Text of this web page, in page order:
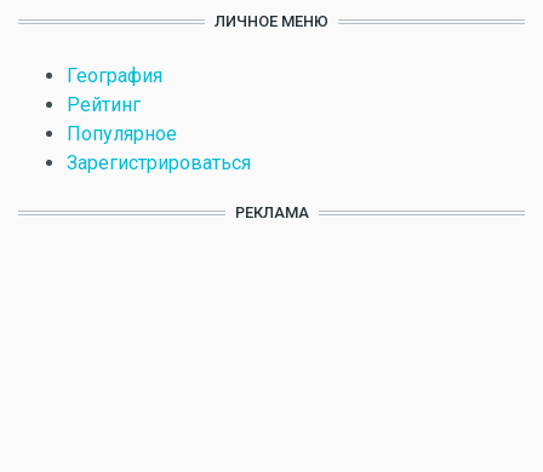
ЛИЧНОЕ МЕНЮ
География
Рейтинг
Популярное
Зарегистрироваться
РЕКЛАМА